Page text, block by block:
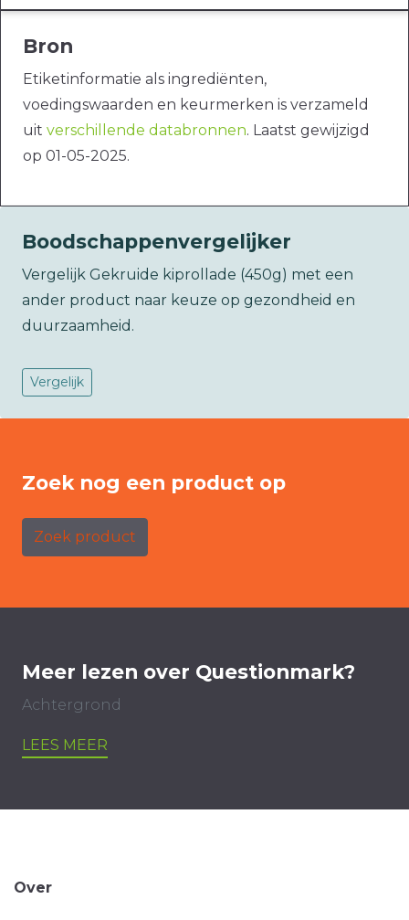
Bron
Etiketinformatie als ingrediënten,
voedingswaarden en keurmerken is verzameld
uit verschillende databronnen. Laatst gewijzigd
op 01-05-2025.
Boodschappenvergelijker
Vergelijk Gekruide kiprollade (450g) met een
ander product naar keuze op gezondheid en
duurzaamheid.
Vergelijk
Zoek nog een product op
Zoek product
Meer lezen over Questionmark?
Achtergrond
LEES MEER
Over